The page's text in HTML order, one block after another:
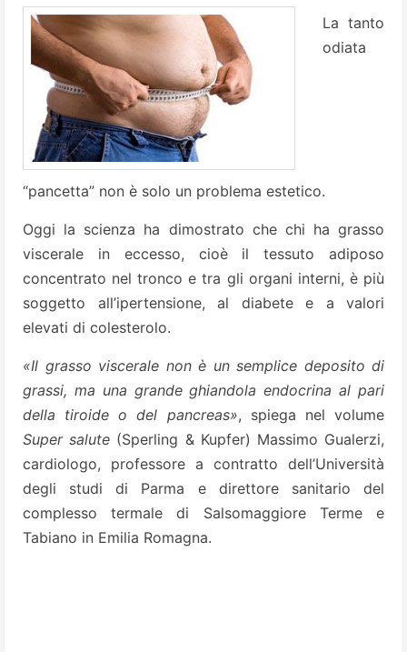
La tanto
odiata
“pancetta” non è solo un problema estetico.
Oggi la scienza ha dimostrato che chi ha grasso
viscerale in eccesso, cioè il tessuto adiposo
concentrato nel tronco e tra gli organi interni, è più
soggetto all’ipertensione, al diabete e a valori
elevati di colesterolo.
«Il grasso viscerale non è un semplice deposito di
grassi, ma una grande ghiandola endocrina al pari
della tiroide o del pancreas», spiega nel volume
Super salute (Sperling & Kupfer) Massimo Gualerzi,
cardiologo, professore a contratto dell’Università
degli studi di Parma e direttore sanitario del
complesso termale di Salsomaggiore Terme e
Tabiano in Emilia Romagna.